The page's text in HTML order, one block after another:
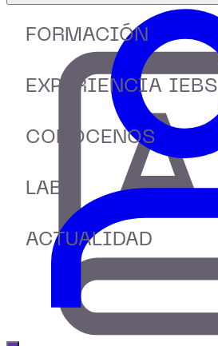
FORMACIÓN
EXPERIENCIA IEBS
CONÓCENOS
LABS
ACTUALIDAD